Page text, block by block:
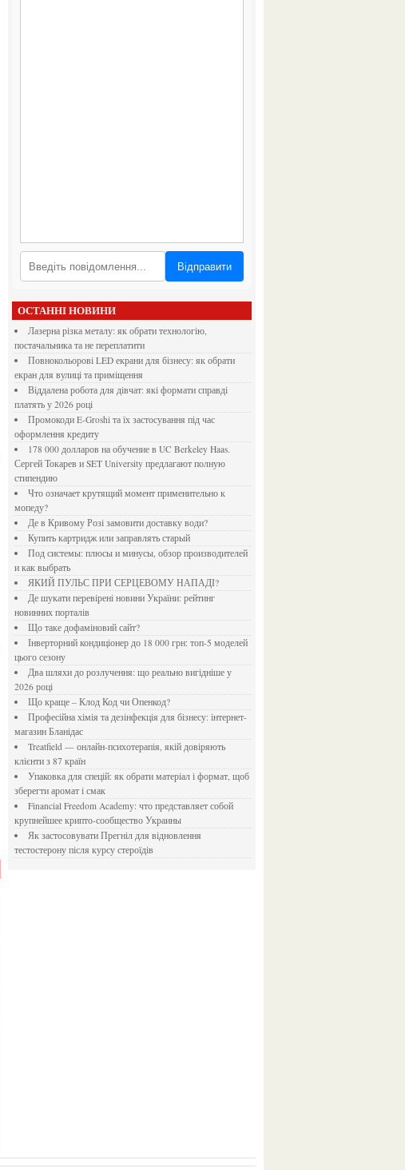
Відправити
ОСТАННІ НОВИНИ
Лазерна різка металу: як обрати технологію,
постачальника та не переплатити
Повнокольорові LED екрани для бізнесу: як обрати
екран для вулиці та приміщення
Віддалена робота для дівчат: які формати справді
платять у 2026 році
Промокоди E-Groshi та їх застосування під час
оформлення кредиту
178 000 долларов на обучение в UC Berkeley Haas.
Сергей Токарев и SET University предлагают полную
стипендию
Что означает крутящий момент применительно к
мопеду?
Де в Кривому Розі замовити доставку води?
Купить картридж или заправлять старый
Под системы: плюсы и минусы, обзор производителей
и как выбрать
ЯКИЙ ПУЛЬС ПРИ СЕРЦЕВОМУ НАПАДІ?
Де шукати перевірені новини України: рейтинг
новинних порталів
Що таке дофаміновий сайт?
Інверторний кондиціонер до 18 000 грн: топ-5 моделей
цього сезону
Два шляхи до розлучення: що реально вигідніше у
2026 році
Що краще – Клод Код чи Опенкод?
Професійна хімія та дезінфекція для бізнесу: інтернет-
магазин Бланідас
Treatfield — онлайн-психотерапія, якій довіряють
клієнти з 87 країн
Упаковка для спецій: як обрати матеріал і формат, щоб
зберегти аромат і смак
Financial Freedom Academy: что представляет собой
крупнейшее крипто-сообщество Украины
Як застосовувати Прегніл для відновлення
тестостерону після курсу стероїдів